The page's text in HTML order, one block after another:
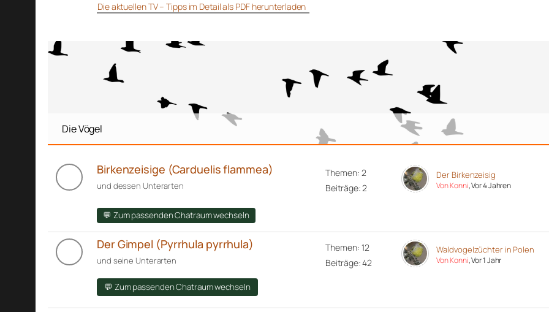
Die aktuellen TV – Tipps im Detail als PDF herunterladen
Die Vögel
Birkenzeisige (Carduelis flammea)
und dessen Unterarten
💬 Zum passenden Chatraum wechseln
Themen: 2
Beiträge: 2
Der Birkenzeisig
Von Konni, Vor 4 Jahren
Der Gimpel (Pyrrhula pyrrhula)
und seine Unterarten
💬 Zum passenden Chatraum wechseln
Themen: 12
Beiträge: 42
Waldvogelzüchter in Polen
Von Konni, Vor 1 Jahr